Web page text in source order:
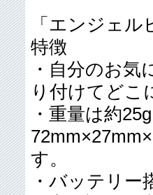
「エンジェ
特徴
・自分のお
り付けてどこ
・重量は約
す。
・バッテリー